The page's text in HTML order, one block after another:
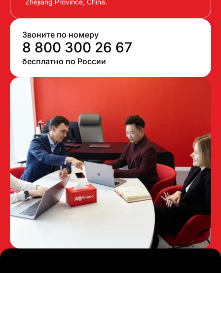
Zhejiang Province, China.
Звоните по номеру
8 800 300 26 67
бесплатно по России